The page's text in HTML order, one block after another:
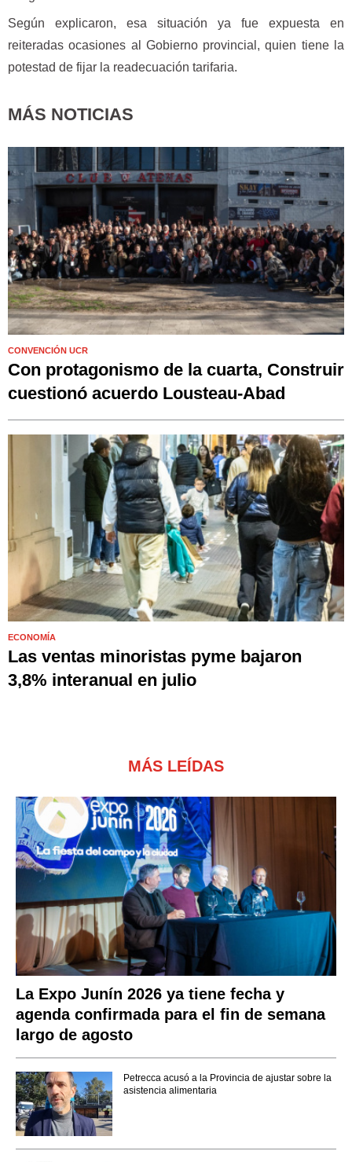
Según explicaron, esa situación ya fue expuesta en
reiteradas ocasiones al Gobierno provincial, quien tiene la
potestad de fijar la readecuación tarifaria.
MÁS NOTICIAS
CONVENCIÓN UCR
Con protagonismo de la cuarta, Construir
cuestionó acuerdo Lousteau-Abad
ECONOMÍA
Las ventas minoristas pyme bajaron
3,8% interanual en julio
MÁS LEÍDAS
La Expo Junín 2026 ya tiene fecha y
agenda confirmada para el fin de semana
largo de agosto
Petrecca acusó a la Provincia de ajustar sobre la
asistencia alimentaria